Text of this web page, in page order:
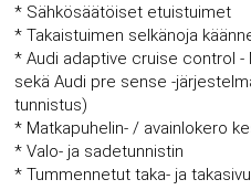
* Sähkösäätöiset etuistuimet
* Takaistuimen selkänoja
* Audi adaptive cruise control -
sekä Audi pre sense -
tunnistus)
* Matkapuhelin- / avainlokero
* Valo- ja sadetunnistin
* Tummennetut taka- ja